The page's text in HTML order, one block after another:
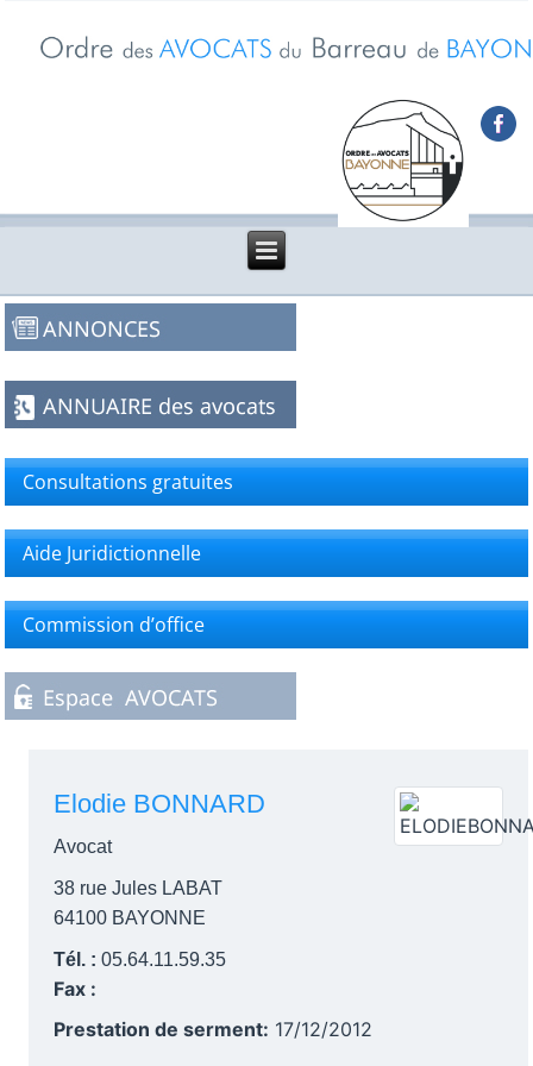
Consultations gratuites
Aide Juridictionnelle
Commission d’office
Elodie BONNARD
Avocat
38 rue Jules LABAT
64100 BAYONNE
Tél. : 05.64.11.59.35
Fax :
Prestation de serment: 17/12/2012